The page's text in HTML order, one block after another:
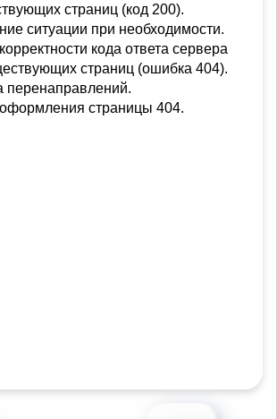
страниц (код 200).
ситуации при необходимости.
кода ответа сервера
страниц (ошибка 404).
перенаправлений.
страницы 404.